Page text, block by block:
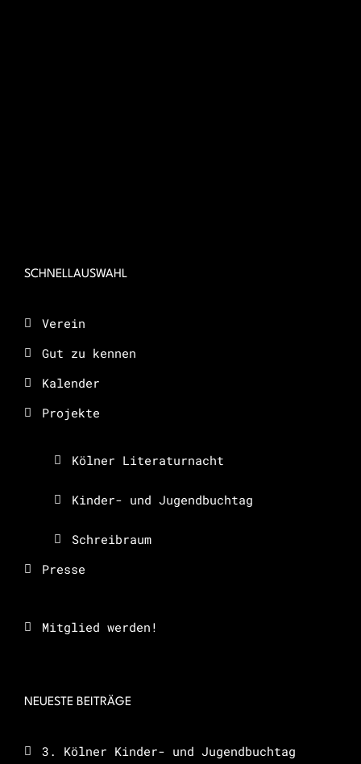
SCHNELLAUSWAHL
Verein
Gut zu kennen
Kalender
Projekte
Kölner Literaturnacht
Kinder- und Jugendbuchtag
Schreibraum
Presse
Mitglied werden!
NEUESTE BEITRÄGE
3. Kölner Kinder- und Jugendbuchtag